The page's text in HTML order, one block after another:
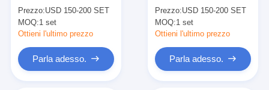
Notizie
Casi
casa liscio si avvia su
per i portoni di
scivolamento
Prezzo:USD 150-200 SET
MOQ:1 set
Ottieni l'ultimo prezzo
Parla adesso.
operatori della porta
del motore del portone
di scivolamento facile
Prezzo:USD 150-200 SET
MOQ:1 set
Ottieni l'ultimo prezzo
Parla adesso.